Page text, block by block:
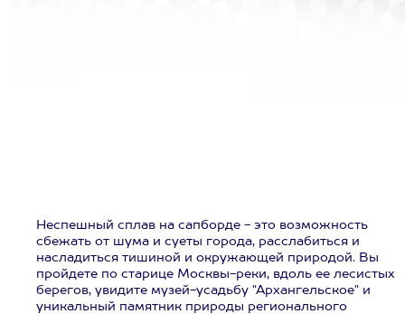
Неспешный сплав на сапборде - это возможность
сбежать от шума и суеты города, расслабиться и
насладиться тишиной и окружающей природой. Вы
пройдете по старице Москвы-реки, вдоль ее лесистых
берегов, увидите музей-усадьбу "Архангельское" и
уникальный памятник природы регионального